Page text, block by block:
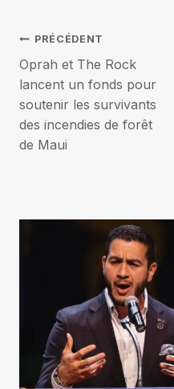
Navigation
de
l’article
PRÉCÉDENT
Oprah et The Rock
lancent un fonds pour
soutenir les survivants
des incendies de forêt
de Maui